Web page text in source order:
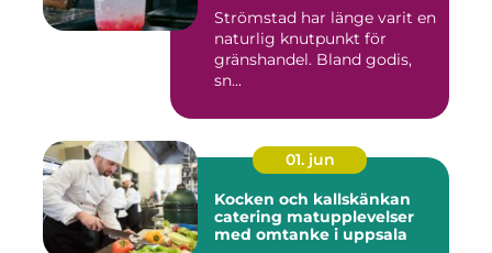
Strömstad har länge varit en
naturlig knutpunkt för
gränshandel. Bland godis,
sn...
01. jun
Kocken och kallskänkan
catering matupplevelser
med omtanke i uppsala